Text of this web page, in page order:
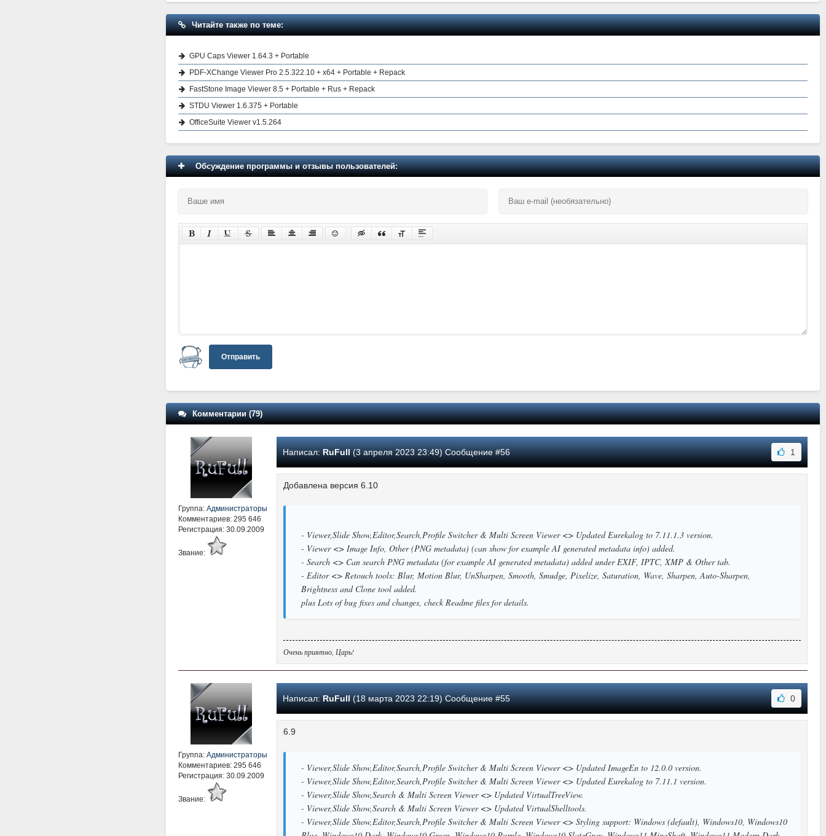
Читайте также по теме:
GPU Caps Viewer 1.64.3 + Portable
PDF-XChange Viewer Pro 2.5.322.10 + x64 + Portable + Repack
FastStone Image Viewer 8.5 + Portable + Rus + Repack
STDU Viewer 1.6.375 + Portable
OfficeSuite Viewer v1.5.264
Обсуждение программы и отзывы пользователей:
Отправить
Комментарии (79)
Группа: Администраторы
Комментариев: 295 646
Регистрация: 30.09.2009
Звание:
Написал: RuFull(3 апреля 2023 23:49) Сообщение #56 1
Добавлена версия 6.10
- Viewer,Slide Show,Editor,Search,Profile Switcher & Multi Screen Viewer <> Updated Eurekalog to 7.11.1.3 version.
- Viewer <> Image Info, Other (PNG metadata) (can show for example AI generated metadata info) added.
- Search <> Can search PNG metadata (for example AI generated metadata) added under EXIF, IPTC, XMP & Other tab.
- Editor <> Retouch tools: Blur, Motion Blur, UnSharpen, Smooth, Smudge, Pixelize, Saturation, Wave, Sharpen, Auto-Sharpen,
Brightness and Clone tool added.
plus Lots of bug fixes and changes, check Readme files for details.
Очень приятно, Царь!
Группа: Администраторы
Комментариев: 295 646
Регистрация: 30.09.2009
Звание:
Написал: RuFull(18 марта 2023 22:19) Сообщение #55 0
6.9
- Viewer,Slide Show,Editor,Search,Profile Switcher & Multi Screen Viewer <> Updated ImageEn to 12.0.0 version.
- Viewer,Slide Show,Editor,Search,Profile Switcher & Multi Screen Viewer <> Updated Eurekalog to 7.11.1 version.
- Viewer,Slide Show,Search & Multi Screen Viewer <> Updated VirtualTreeView.
- Viewer,Slide Show,Search & Multi Screen Viewer <> Updated VirtualShelltools.
- Viewer,Slide Show,Editor,Search,Profile Switcher & Multi Screen Viewer <> Styling support: Windows (default), Windows10, Windows10